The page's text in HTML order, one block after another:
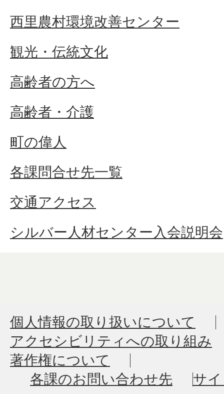
西里農村環境改善センター
観光・伝統文化
高齢者の方へ
高齢者・介護
町の偉人
各課問合せ先一覧
交通アクセス
シルバー人材センター入会説明会
個人情報の取り扱いについて
アクセシビリティへの取り組み
著作権について
各課のお問い合わせ先
サ